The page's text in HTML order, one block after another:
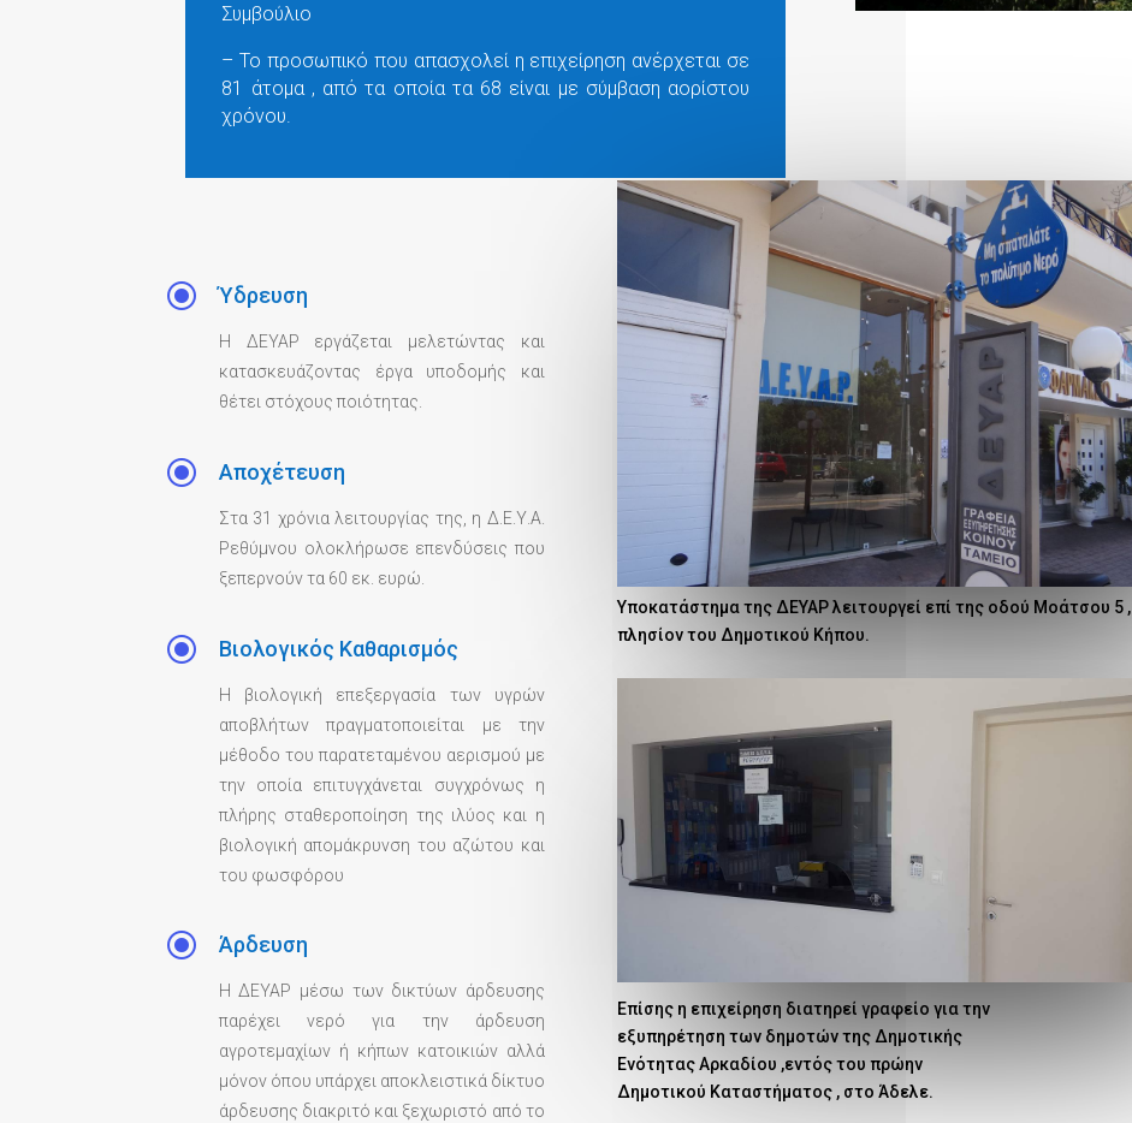
Συμβούλιο
– Το προσωπικό που απασχολεί η επιχείρηση ανέρχεται σε
81 άτομα , από τα οποία τα 68 είναι με σύμβαση αορίστου
χρόνου.
\ Ύδρευση
Η ΔΕΥΑΡ εργάζεται μελετώντας και
κατασκευάζοντας έργα υποδομής και
θέτει στόχους ποιότητας.
\ Αποχέτευση
Στα 31 χρόνια λειτουργίας της, η Δ.Ε.Υ.Α.
Ρεθύμνου ολοκλήρωσε επενδύσεις που
ξεπερνούν τα 60 εκ. ευρώ.
\ Βιολογικός Καθαρισμός
Η βιολογική επεξεργασία των υγρών
αποβλήτων πραγματοποιείται με την
μέθοδο του παρατεταμένου αερισμού με
την οποία επιτυγχάνεται συγχρόνως η
πλήρης σταθεροποίηση της ιλύος και η
βιολογική απομάκρυνση του αζώτου και
του φωσφόρου
\ Άρδευση
Η ΔΕΥΑΡ μέσω των δικτύων άρδευσης
παρέχει νερό για την άρδευση
αγροτεμαχίων ή κήπων κατοικιών αλλά
μόνον όπου υπάρχει αποκλειστικά δίκτυο
άρδευσης διακριτό και ξεχωριστό από το
Υποκατάστημα της ΔΕΥΑΡ λειτουργεί επί της οδού Μοάτσου 5 ,
πλησίον του Δημοτικού Κήπου.
Επίσης η επιχείρηση διατηρεί γραφείο για την
εξυπηρέτηση των δημοτών της Δημοτικής
Ενότητας Αρκαδίου ,εντός του πρώην
Δημοτικού Καταστήματος , στο Άδελε.